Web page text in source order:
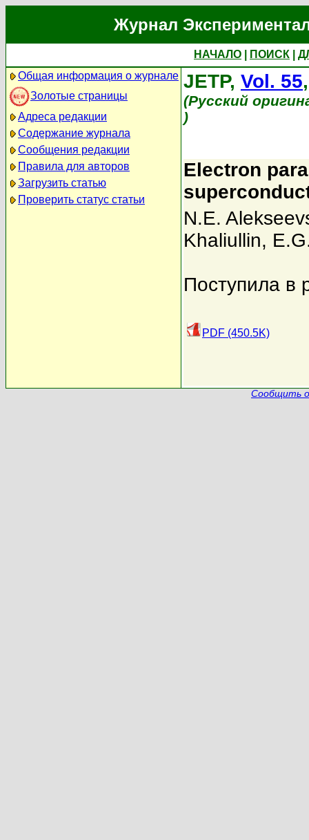
Журнал
НАЧАЛО ПОИСК
Общая информация о журнале
Золотые страницы
Адреса редакции
Содержание журнала
Сообщения редакции
Правила для авторов
Загрузить статью
Проверить статус статьи
JETP, Vol. 55
(Русский
)
Electron
N.E.
Khaliullin,
Поступила в
PDF (450.5K)
Сообщить о